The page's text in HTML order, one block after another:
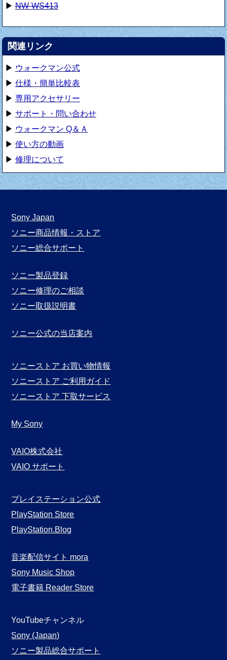
▶NW-WS413
関連リンク
▶ ウォークマン公式
▶ 仕様・簡単比較表
▶ 専用アクセサリー
▶ サポート・問い合わせ
▶ ウォークマン Q＆Ａ
▶ 使い方の動画
▶ 修理について
Sony Japan
ソニー商品情報・ストア
ソニー総合サポート
ソニー製品登録
ソニー修理のご相談
ソニー取扱説明書
ソニー公式の当店案内
ソニーストア お買い物情報
ソニーストア ご利用ガイド
ソニーストア 下取サービス
My Sony
VAIO株式会社
VAIO サポート
プレイステーション公式
PlayStation Store
PlayStation.Blog
音楽配信サイト mora
Sony Music Shop
電子書籍 Reader Store
YouTubeチャンネル
Sony (Japan)
ソニー製品総合サポート